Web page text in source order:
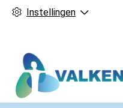
Instellingen